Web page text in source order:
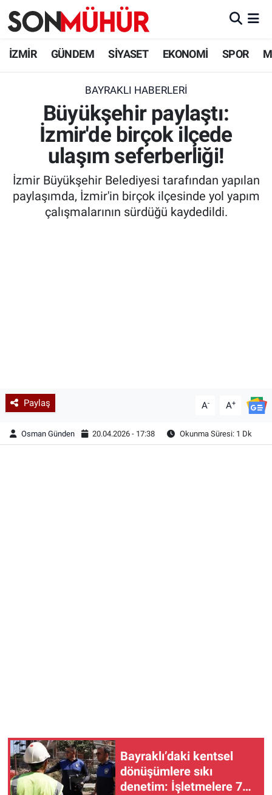
İZMİR GÜNDEM SİYASET EKONOMİ SPOR
BAYRAKLI HABERLERI
Büyükşehir paylaştı:
İzmir'de birçok ilçede
ulaşım seferberliği!
İzmir Büyükşehir Belediyesi tarafından yapılan
paylaşımda, İzmir'in birçok ilçesinde yol yapım
çalışmalarının sürdüğü kaydedildi.
Paylaş A- A+
Osman Günden 20.04.2026 - 17:38 Okunma Süresi: 1 Dk
Bayraklı’daki kentsel
dönüşümlere sıkı
denetim: İşletmelere 7
İzmir Nöbetçi Eczaneler
İzmir Namaz Vakitleri
İzmir Trafik Yoğunluk Haritası
Süper Lig Puan Durumu ve Fikstür
Tüm Manşetler